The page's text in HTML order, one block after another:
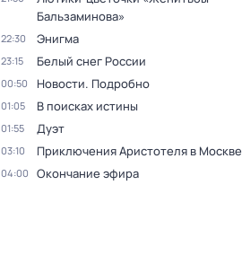
Бальзаминова»
22:30 Энигма
23:15 Белый снег России
00:50 Новости. Подробно
01:05 В поисках истины
01:55 Дуэт
03:10 Приключения Аристотеля в Москве
04:00 Окончание эфира